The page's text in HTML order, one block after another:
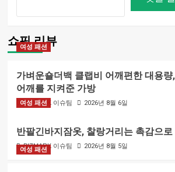
쇼핑 리뷰
여성 패션
가벼운숄더백 클랩비 어깨편한 대용량
어깨를 지켜준 가방
BIZMARK 이슈팀 2026년 8월 6일
여성 패션
반팔긴바지잠옷, 찰랑거리는 촉감으
BIZMARK 이슈팀 2026년 8월 5일
여성 패션